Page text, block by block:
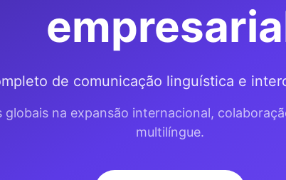
de comunicação linguística e
globais na expansão internacional,
multilíngue.